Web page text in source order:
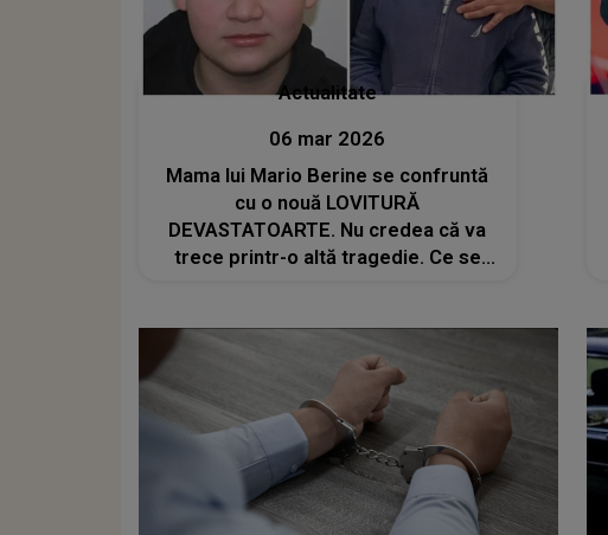
Actualitate
06 mar 2026
Mama lui Mario Berine se confruntă
cu o nouă LOVITURĂ
DEVASTATOARTE. Nu credea că va
trece printr-o altă tragedie. Ce se